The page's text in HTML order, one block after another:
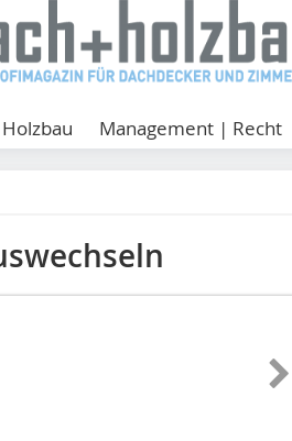
Holzbau Management | Recht